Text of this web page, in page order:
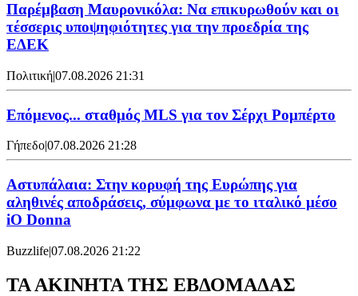
Παρέμβαση Μαυρονικόλα: Να επικυρωθούν και οι
τέσσερις υποψηφιότητες για την προεδρία της
ΕΔΕΚ
Πολιτική|07.08.2026 21:31
Επόμενος... σταθμός MLS για τον Σέρχι Ρομπέρτο
Γήπεδο|07.08.2026 21:28
Αστυπάλαια: Στην κορυφή της Ευρώπης για
αληθινές αποδράσεις, σύμφωνα με το ιταλικό μέσο
iO Donna
Buzzlife|07.08.2026 21:22
ΤΑ ΑΚΙΝΗΤΑ ΤΗΣ ΕΒΔΟΜΑΔΑΣ